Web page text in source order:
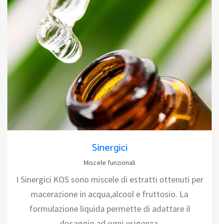
Sinergici
Miscele funzionali
I Sinergici KOS sono miscele di estratti ottenuti per
macerazione in acqua,alcool e fruttosio. La
formulazione liquida permette di adattare il